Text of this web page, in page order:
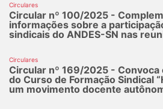
Circulares
Circular nº 100/2025 -
informações sobre a
sindicais do ANDES-SN nas
Circulares
​​​​​​​Circular nº 169/2025 - Convoca
do Curso de Formação Sindical
um movimento docente